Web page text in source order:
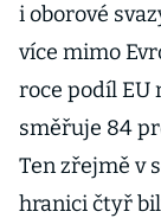
i oborové
více mimo
roce podíl EU
směřuje 84
Ten zřejmě v
hranici čtyř